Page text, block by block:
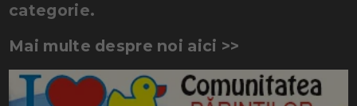
categorie.
Mai multe despre noi aici >>